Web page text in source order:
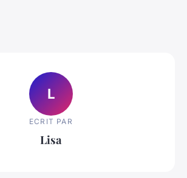
L
ECRIT PAR
Lisa